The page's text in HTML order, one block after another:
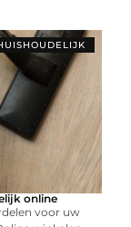
online
voor uw